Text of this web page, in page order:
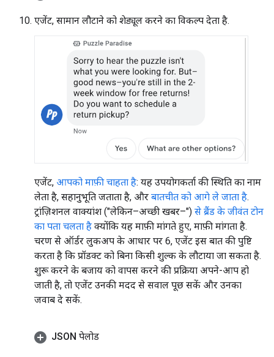
एजेंट, सामान लौटाने को शेड्यूल करने का विकल्प देता है.
एजेंट, आपको माफ़ी चाहता है: यह उपयोगकर्ता की स्थिति का नाम
लेता है, सहानुभूति जताता है, और बातचीत को आगे ले जाता है.
ट्रांज़िशनल वाक्यांश ("लेकिन–अच्छी खबर–") से ब्रैंड के जीवंत टोन
का पता चलता है क्योंकि यह माफ़ी मांगते हुए, माफ़ी मांगता है.
चरण से ऑर्डर लुकअप के आधार पर 6, एजेंट इस बात की पुष्टि
करता है कि प्रॉडक्ट को बिना किसी शुल्क के लौटाया जा सकता है.
शुरू करने के बजाय को वापस करने की प्रक्रिया अपने-आप हो
जाती है, तो एजेंट उनकी मदद से सवाल पूछ सकें और उनका
जवाब दे सकें.
JSON पेलोड